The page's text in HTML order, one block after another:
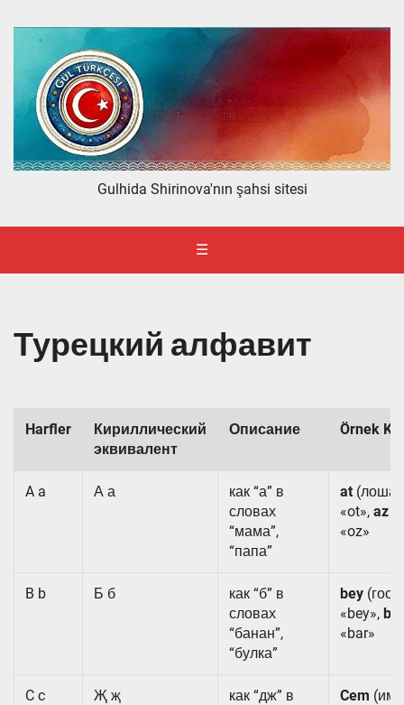
Gulhida Shirinova'nın şahsi sitesi
☰
Турецкий алфавит
Harfler
Кириллический
эквивалент
Описание Örnek
A a А а
как “а” в
словах
“мама”,
“папа”
at
«ot», az
«oz»
B b Б б
как “б” в
словах
“банан”,
“булка”
bey
«bey», bar
«bar»
C c Җ җ
как “дж” в
Cem